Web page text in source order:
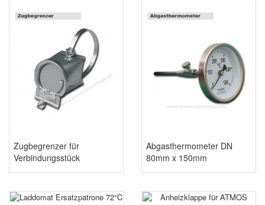
Zugbegrenzer für
Verbindungsstück
Abgasthermometer DN
80mm x 150mm